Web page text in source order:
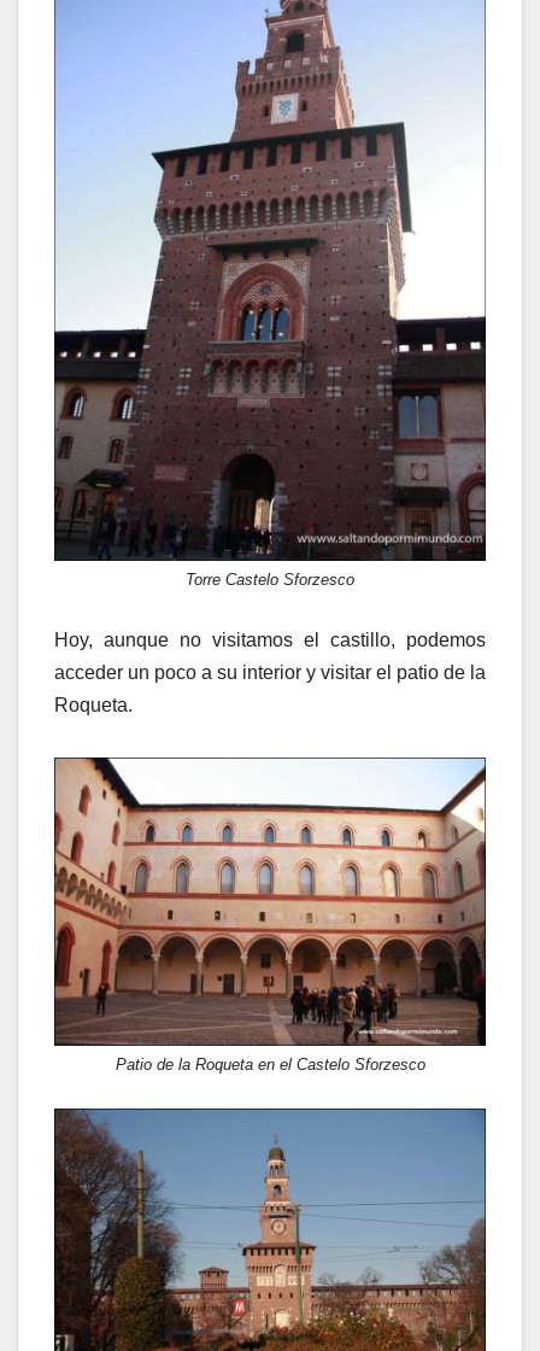
Torre Castelo Sforzesco
Hoy, aunque no visitamos el castillo, podemos
acceder un poco a su interior y visitar el patio de la
Roqueta.
Patio de la Roqueta en el Castelo Sforzesco